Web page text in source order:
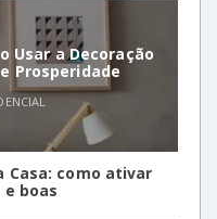
Usar a Decoração
Prosperidade
Casa: como ativar
boas